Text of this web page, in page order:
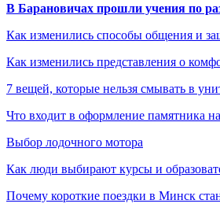
В Барановичах прошли учения по
Как изменились способы общения и
Как изменились представления о
7 вещей, которые нельзя смывать в
Что входит в оформление памятника
Выбор лодочного мотора
Как люди выбирают курсы и
Почему короткие поездки в Минск